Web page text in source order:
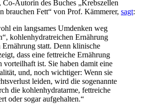
Co-Autorin des Buches „Krebszellen
brauchen Fett“ von Prof. Kämmerer, sagt:
ein langsames Umdenken weg
kohlenhydratreichen Ernährung
statt. Denn klinische
dass eine fettreiche Ernährung
vorteilhaft ist. Sie haben damit eine
und, noch wichtiger: Wenn sie
leiden, wird die sogenannte
die kohlenhydratarme, fettreiche
oder sogar aufgehalten.“